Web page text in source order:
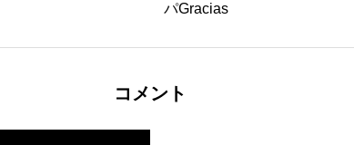
パGracias
コメント